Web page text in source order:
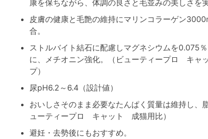
康を保ちながら、体調の良さと毛並みの美しさを実
皮膚の健康と毛艶の維持にマリンコラーゲン
合。
ストルバイト結石に配慮しマグネシウムを0.075
に、メチオニン強化。（ビューティープロ キャ
プ）
尿pH6.2～6.4（設計値）
おいしさそのまま必要なたんぱく質量は維持し、
ューティープロ キャット 成猫用比）
避妊・去勢後にもおすすめ。